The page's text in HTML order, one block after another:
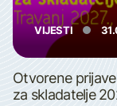
VIJESTI
Otvorene
za skladatelje